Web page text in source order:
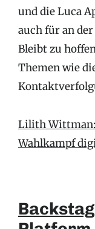
und die Luca
auch für an
Bleibt zu
Themen wie
Lilith Wittman:
Wahlkampf